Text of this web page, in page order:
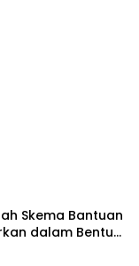
Skema Bantuan
dalam Bentuk